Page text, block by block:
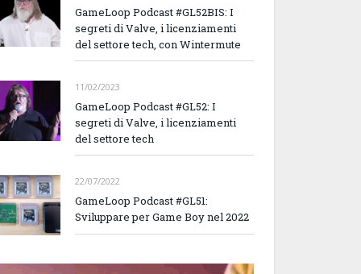
GameLoop Podcast #GL52BIS: I
segreti di Valve, i licenziamenti
del settore tech, con Wintermute
11/02/2023
GameLoop Podcast #GL52: I
segreti di Valve, i licenziamenti
del settore tech
22/07/2022
GameLoop Podcast #GL51:
Sviluppare per Game Boy nel 2022